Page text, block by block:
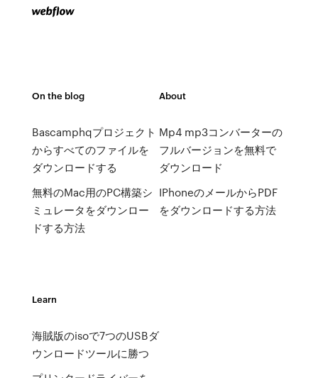
On the blog
Bascamphqプロジェクト
からすべてのファイルを
ダウンロードする
無料のMac用のPC構築シ
ミュレータをダウンロー
ドする方法
About
Mp4 mp3コンバーターの
フルバージョンを無料で
ダウンロード
IPhoneのメールからPDF
をダウンロードする方法
Learn
海賊版のisoで7つのUSBダ
ウンロードツールに勝つ